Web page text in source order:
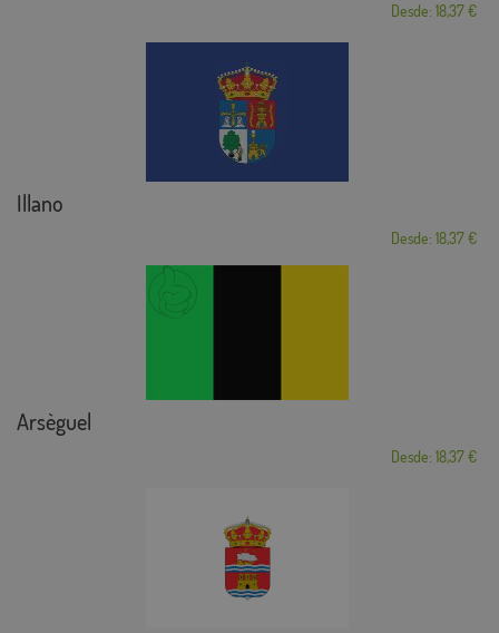
Desde: 18,37 €
Illano
Desde: 18,37 €
Arsèguel
Desde: 18,37 €